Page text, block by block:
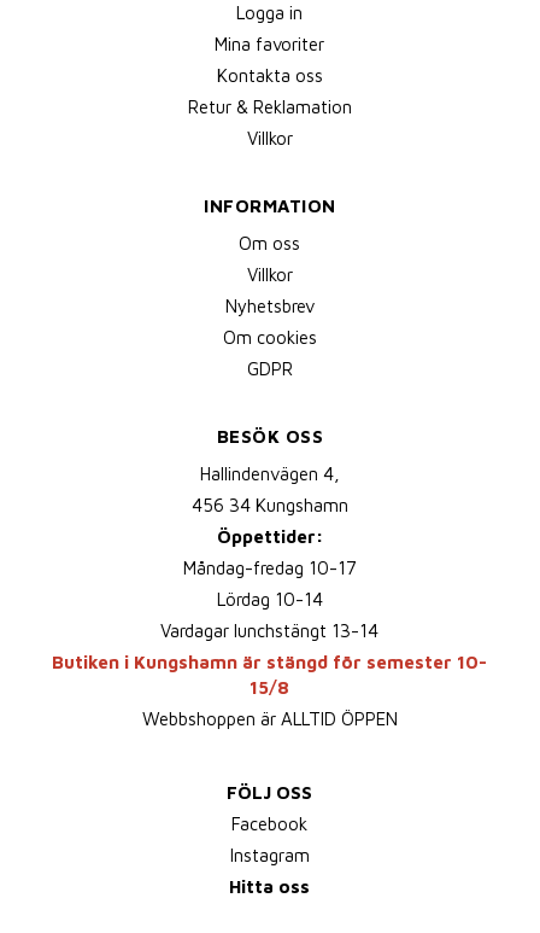
Logga in
Mina favoriter
Kontakta oss
Retur & Reklamation
Villkor
INFORMATION
Om oss
Villkor
Nyhetsbrev
Om cookies
GDPR
BESÖK OSS
Hallindenvägen 4,
456 34 Kungshamn
Öppettider:
Måndag-fredag 10-17
Lördag 10-14
Vardagar lunchstängt 13-14
Butiken i Kungshamn är stängd för semester 10-
15/8
Webbshoppen är ALLTID ÖPPEN
FÖLJ OSS
Facebook
Instagram
Hitta oss